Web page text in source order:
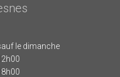
le dimanche